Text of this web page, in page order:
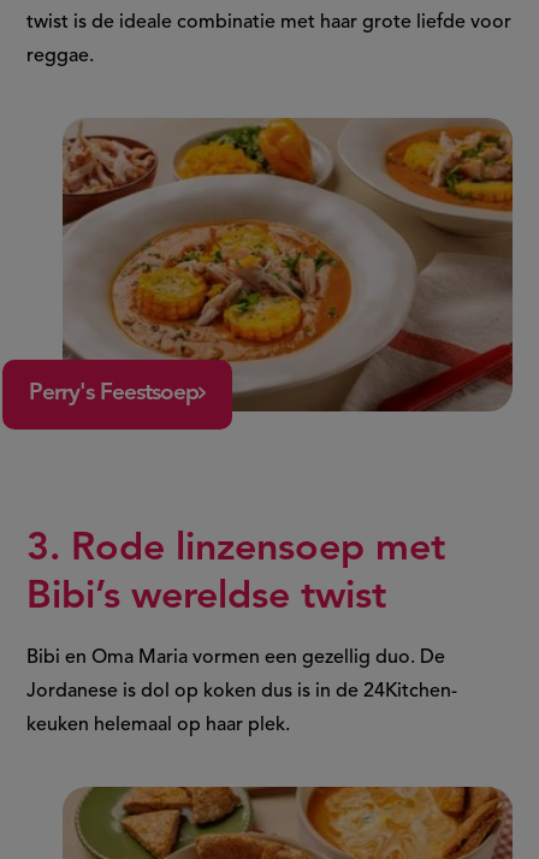
twist is de ideale combinatie met haar grote liefde voor
reggae.
Perry's Feestsoep
3. Rode linzensoep met
Bibi’s wereldse twist
Bibi en Oma Maria vormen een gezellig duo. De
Jordanese is dol op koken dus is in de 24Kitchen-
keuken helemaal op haar plek.